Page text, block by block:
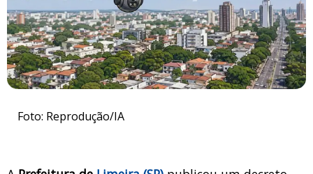
Foto: Reprodução/IA